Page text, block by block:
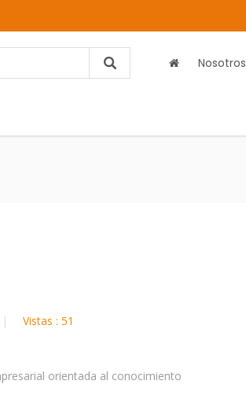
Nosotros
Vistas : 51
orientada al conocimiento